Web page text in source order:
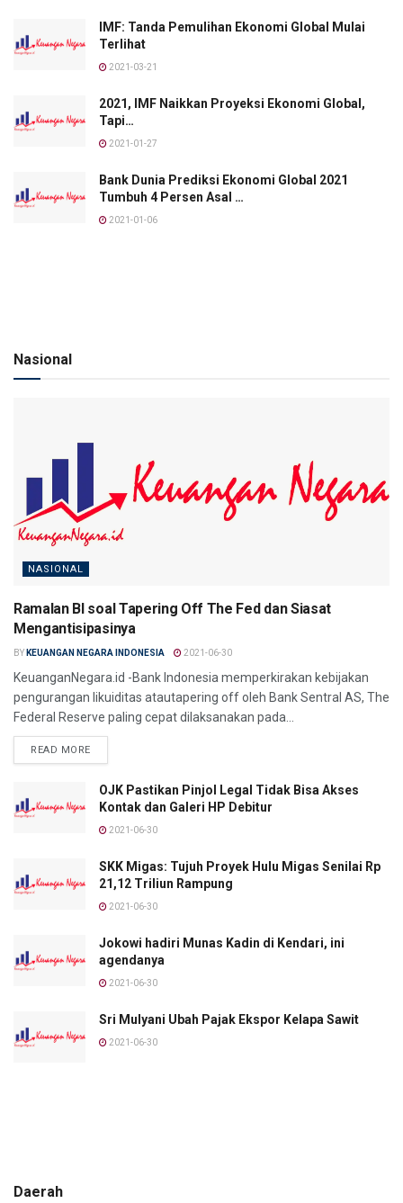
IMF: Tanda Pemulihan Ekonomi Global Mulai
Terlihat
2021-03-21
2021, IMF Naikkan Proyeksi Ekonomi Global,
Tapi…
2021-01-27
Bank Dunia Prediksi Ekonomi Global 2021
Tumbuh 4 Persen Asal …
2021-01-06
Nasional
NASIONAL
Ramalan BI soal Tapering Off The Fed dan Siasat
Mengantisipasinya
BY KEUANGAN NEGARA INDONESIA 2021-06-30
KeuanganNegara.id -Bank Indonesia memperkirakan kebijakan
pengurangan likuiditas atautapering off oleh Bank Sentral AS, The
Federal Reserve paling cepat dilaksanakan pada...
READ MOREDETAILS
OJK Pastikan Pinjol Legal Tidak Bisa Akses
Kontak dan Galeri HP Debitur
2021-06-30
SKK Migas: Tujuh Proyek Hulu Migas Senilai Rp
21,12 Triliun Rampung
2021-06-30
Jokowi hadiri Munas Kadin di Kendari, ini
agendanya
2021-06-30
Sri Mulyani Ubah Pajak Ekspor Kelapa Sawit
2021-06-30
Daerah